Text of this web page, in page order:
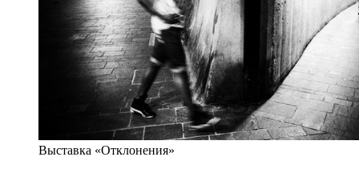
Выставка «Отклонения»